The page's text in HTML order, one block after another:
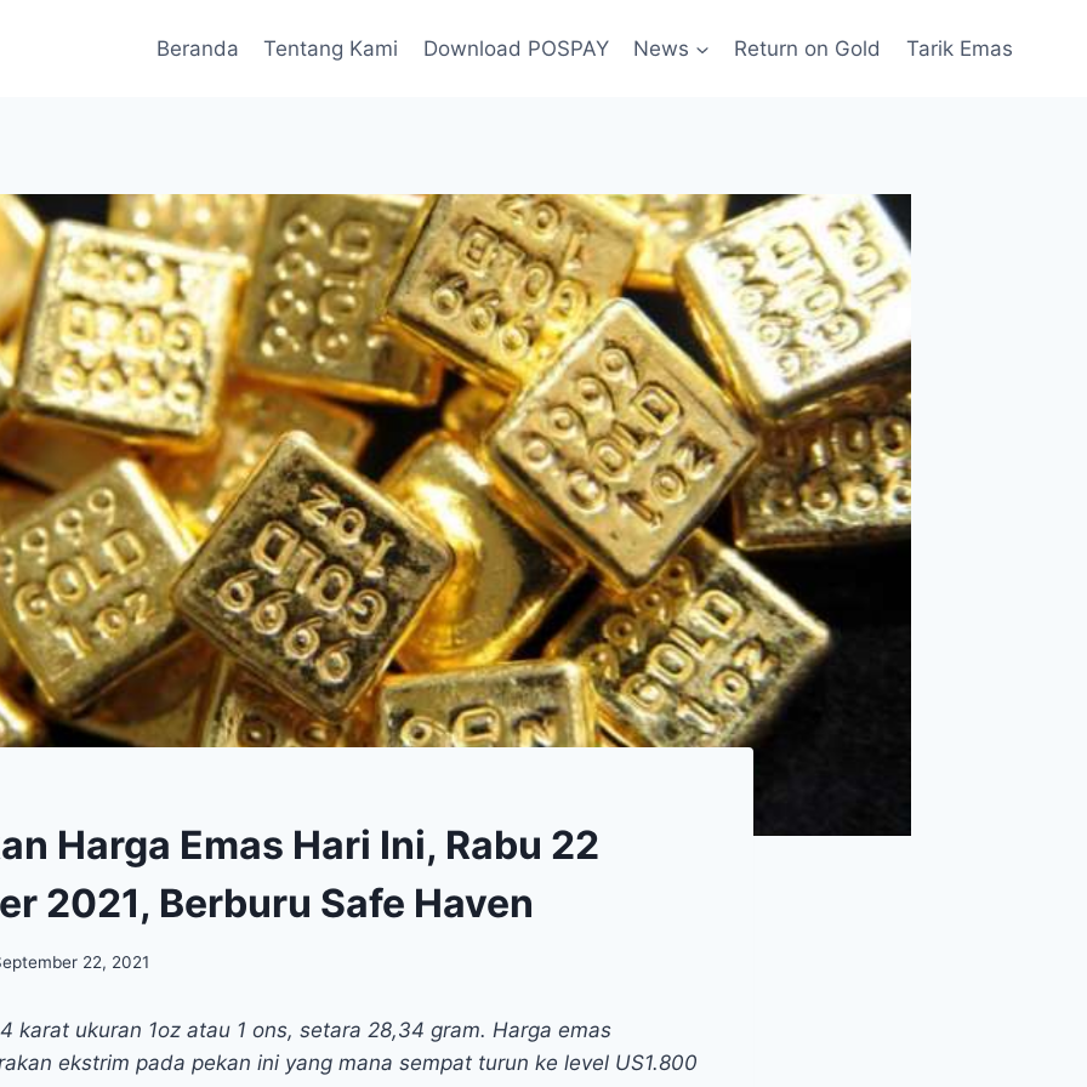
Beranda Tentang Kami Download POSPAY News Return on Gold Tarik Emas
Harga Emas Hari Ini, Rabu 22
2021, Berburu Safe Haven
22, 2021
karat ukuran 1oz atau 1 ons, setara 28,34 gram. Harga emas
ekstrim pada pekan ini yang mana sempat turun ke level US1.800